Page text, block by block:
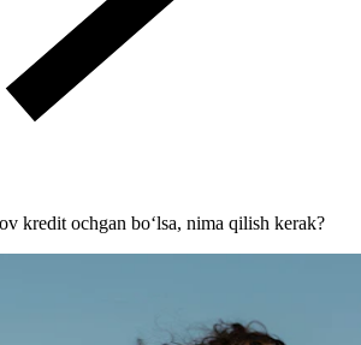
kredit ochgan bo‘lsa, nima qilish kerak?